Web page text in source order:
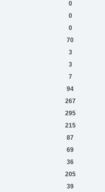
0
0
0
70
3
3
7
94
267
295
215
87
69
36
205
39